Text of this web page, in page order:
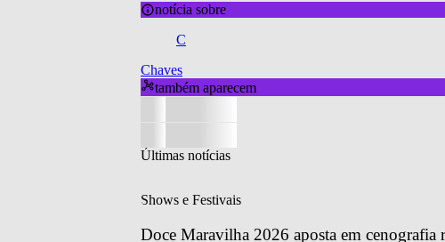
notícia sobre
C
Chaves
também aparecem
Últimas notícias
Shows e Festivais
Doce Maravilha 2026 aposta em cenografia